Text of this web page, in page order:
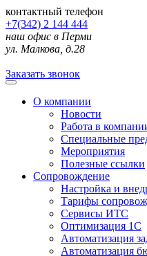
контактный телефон
+7(342) 2 144 444
наш офис в Перми
ул. Малкова, д.28
Заказать звонок
О компании
Новости
Работа в
Специальные
Мероприятия
Полезные ссылки
Сопровождение
Настройка и
Тарифы
Сервисы ИТС
Оптимизация 1С
Автоматизация
Автоматизация